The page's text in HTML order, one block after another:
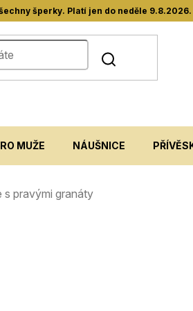
šperky. Platí jen do neděle
MUŽE NÁUŠNICE
s pravými granáty